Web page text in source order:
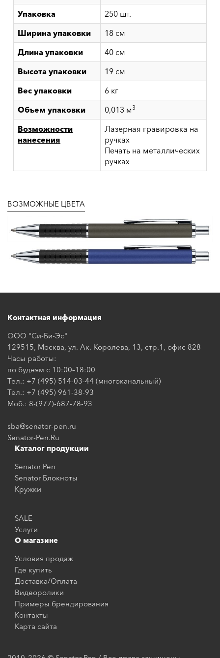
Упаковка
250 шт.
Ширина упаковки
18 см
Длина упаковки
40 см
Высота упаковки
19 см
Вес упаковки
6 кг
Объем упаковки
0,013 м3
Возможности
нанесения
Лазерная гравировка на
ручках
Печать на металлических
ручках
ВОЗМОЖНЫЕ ЦВЕТА
Контактная информация
ООО "Си-Би-Эс"
129515, Москва, ул. Ак. Королева, 13, стр.1, офис 828
Часы работы:
по будням с 10:00–18:00
Тел.: +7 (495) 514-03-44 (многоканальный)
Тел.: +7 (495) 961-38-93
Моб.: 8-(977)-687-78-93
sba@senator-pen.ru
Senator-Pen.Ru
Каталог продукции
Senator Pen
Senator Блокноты
Кружки
SALE
Услуги
О магазине
Условия продаж
Где купить
Доставка/Оплата
Видеоролики
Примеры брендирования
Контакты
Карта сайта